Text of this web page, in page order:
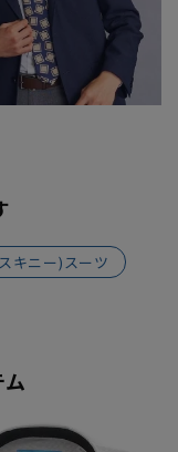
キニー)スーツ